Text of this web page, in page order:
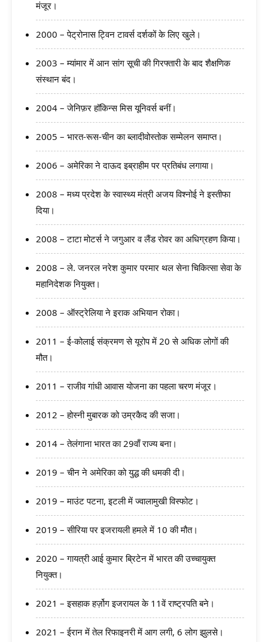
मंजूर।
2000 – पेट्रोनास ट्विन टावर्स दर्शकों के लिए खुले।
2003 – म्यांमार में आन सांग सूची की गिरफ्तारी के बाद शैक्षणिक
संस्थान बंद।
2004 – जेनिफ़र हॉकिन्स मिस यूनिवर्स बनीं।
2005 – भारत-रूस-चीन का ब्लादीवोस्तोक सम्मेलन समाप्त।
2006 – अमेरिका ने दाऊद इब्राहीम पर प्रतिबंध लगाया।
2008 – मध्य प्रदेश के स्वास्थ्य मंत्री अजय विश्नोई ने इस्तीफा
दिया।
2008 – टाटा मोटर्स ने जगुआर व लैंड रोवर का अधिग्रहण किया।
2008 – ले. जनरल नरेश कुमार परमार थल सेना चिकित्सा सेवा के
महानिदेशक नियुक्त।
2008 – ऑस्ट्रेलिया ने इराक अभियान रोका।
2011 – ई-कोलाई संक्रमण से यूरोप में 20 से अधिक लोगों की
मौत।
2011 – राजीव गांधी आवास योजना का पहला चरण मंजूर।
2012 – होस्नी मुबारक को उम्रकैद की सजा।
2014 – तेलंगाना भारत का 29वाँ राज्य बना।
2019 – चीन ने अमेरिका को युद्ध की धमकी दी।
2019 – माउंट पटना, इटली में ज्वालामुखी विस्फोट।
2019 – सीरिया पर इजरायली हमले में 10 की मौत।
2020 – गायत्री आई कुमार ब्रिटेन में भारत की उच्चायुक्त
नियुक्त।
2021 – इसहाक हर्ज़ोग इजरायल के 11वें राष्ट्रपति बने।
2021 – ईरान में तेल रिफाइनरी में आग लगी, 6 लोग झुलसे।